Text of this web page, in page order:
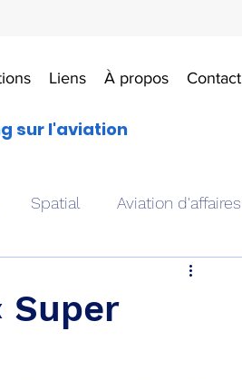
Liens À propos Contact
sur l'aviation
Spatial Aviation d'affaires
Art & Aviation
Super